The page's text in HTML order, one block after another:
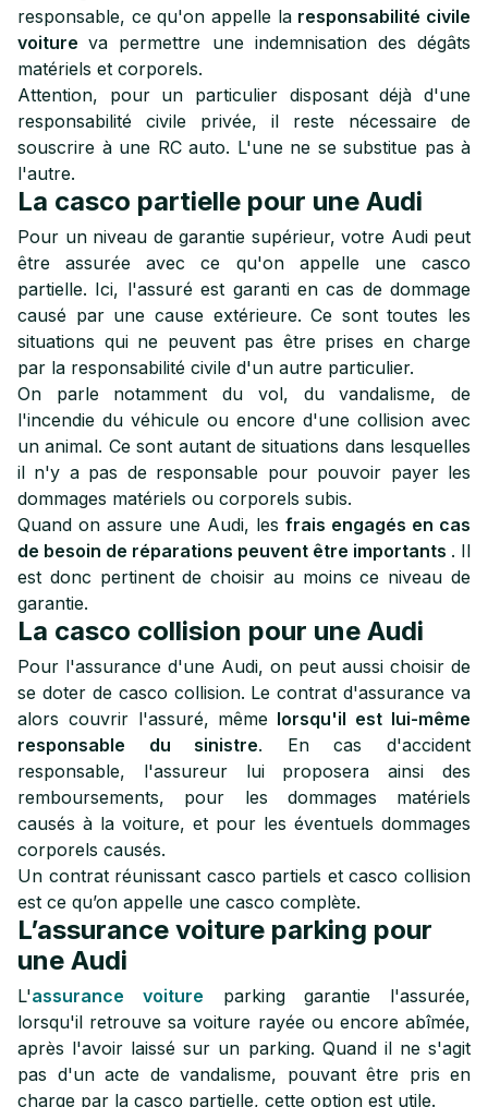
responsable, ce qu'on appelle la responsabilité civile
voitureva permettre une indemnisation des dégâts
matériels et corporels.
Attention, pour un particulier disposant déjà d'une
responsabilité civile privée, il reste nécessaire de
souscrire à une RC auto. L'une ne se substitue pas à
l'autre.
La casco partielle pour une Audi
Pour un niveau de garantie supérieur, votre Audi peut
être assurée avec ce qu'on appelle une casco
partielle. Ici, l'assuré est garanti en cas de dommage
causé par une cause extérieure. Ce sont toutes les
situations qui ne peuvent pas être prises en charge
par la responsabilité civile d'un autre particulier.
On parle notamment du vol, du vandalisme, de
l'incendie du véhicule ou encore d'une collision avec
un animal. Ce sont autant de situations dans lesquelles
il n'y a pas de responsable pour pouvoir payer les
dommages matériels ou corporels subis.
Quand on assure une Audi, les frais engagés en cas
de besoin de réparations peuvent être importants . Il
est donc pertinent de choisir au moins ce niveau de
garantie.
La casco collision pour une Audi
Pour l'assurance d'une Audi, on peut aussi choisir de
se doter de casco collision. Le contrat d'assurance va
alors couvrir l'assuré, même lorsqu'il est lui-même
responsable du sinistre. En cas d'accident
responsable, l'assureur lui proposera ainsi des
remboursements, pour les dommages matériels
causés à la voiture, et pour les éventuels dommages
corporels causés.
Un contrat réunissant casco partiels et casco collision
est ce qu’on appelle une casco complète.
L’assurance voiture parking pour
une Audi
L'assurance voiture parking garantie l'assurée,
lorsqu'il retrouve sa voiture rayée ou encore abîmée,
après l'avoir laissé sur un parking. Quand il ne s'agit
pas d'un acte de vandalisme, pouvant être pris en
charge par la casco partielle, cette option est utile.